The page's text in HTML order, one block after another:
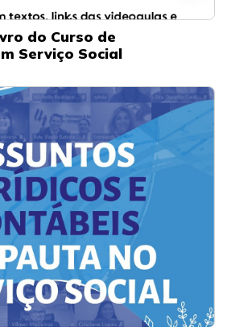
do Curso de
Serviço Social